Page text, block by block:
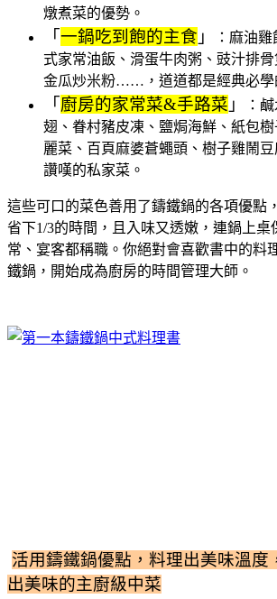
燉煮菜的優勢。
「 一鍋吃到飽的主食 」
：麻油
式家常油飯、滑蛋牛肉粥、豉汁排骨
金瓜炒米粉……，道道都是經典必學
「 廚房的家常菜&手路菜 」
：
翅、眷村豬皮凍、鹽焗海鮮、紙包
麗菜、百頁麻婆蒼蠅頭、樹子雞鬧
讚嘆的私家菜。
這些可口的菜色善用了鑄鐵鍋的各項優點
省下1/3的時間，且入味又透嫩，連鍋上桌
常、宴客都稱職。你絕對會喜歡書中的料
鐵鍋，開始成為廚房的時間管理大師。
活用鑄鐵鍋優點，料理出美味溫度
出美味的主廚級中菜